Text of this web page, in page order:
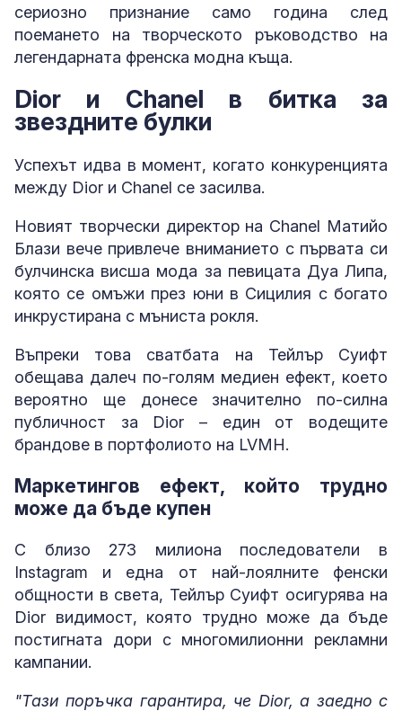
сериозно признание само година след
поемането на творческото ръководство на
легендарната френска модна къща.
Dior и Chanel в битка за
звездните булки
Успехът идва в момент, когато конкуренцията
между Dior и Chanel се засилва.
Новият творчески директор на Chanel Матийо
Блази вече привлече вниманието с първата си
булчинска висша мода за певицата Дуа Липа,
която се омъжи през юни в Сицилия с богато
инкрустирана с мъниста рокля.
Въпреки това сватбата на Тейлър Суифт
обещава далеч по-голям медиен ефект, което
вероятно ще донесе значително по-силна
публичност за Dior – един от водещите
брандове в портфолиото на LVMH.
Маркетингов ефект, който трудно
може да бъде купен
С близо 273 милиона последователи в
Instagram и една от най-лоялните фенски
общности в света, Тейлър Суифт осигурява на
Dior видимост, която трудно може да бъде
постигната дори с многомилионни рекламни
кампании.
"Тази поръчка гарантира, че Dior, а заедно с